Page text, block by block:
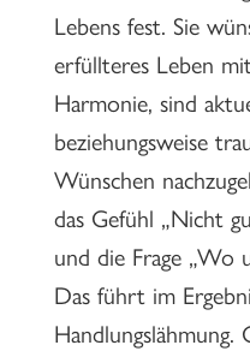
Lebens fest. Sie
erfüllteres Leben
Harmonie, sind
beziehungsweise
Wünschen
das Gefühl „Nicht
und die Frage „Wo
Das führt im
Handlungslähmung.